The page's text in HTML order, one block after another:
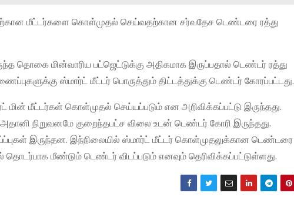
மீட்டர்களை கொள்முதல் செய்வதற்கான சர்வதேச டெண்டரை ரத்து
தொகை மின்வாரிய பட்ஜெட்டுக்கு அதிகமாக இருப்பதால் டெண்டர் ரத்து
ஸ்மார்ட் மீட்டர் பொருத்தும் திட்டத்துக்கு டெண்டர் கோரப்பட்டது.
மின் மீட்டர்கள் கொள்முதல் செய்யப்படும் என அறிவிக்கப்பட்டு இருந்தது.
நிறுவனமே குறைந்தபட்ச விலை உடன் டெண்டர் கோரி இருந்தது.
இருந்தன. இந்நிலையில் ஸ்மார்ட் மீட்டர் கொள்முதலுக்கான டெண்டரை
தொடர்பாக மீண்டும் டெண்டர் விடப்படும் எனவும் தெரிவிக்கப்பட்டுள்ளது.